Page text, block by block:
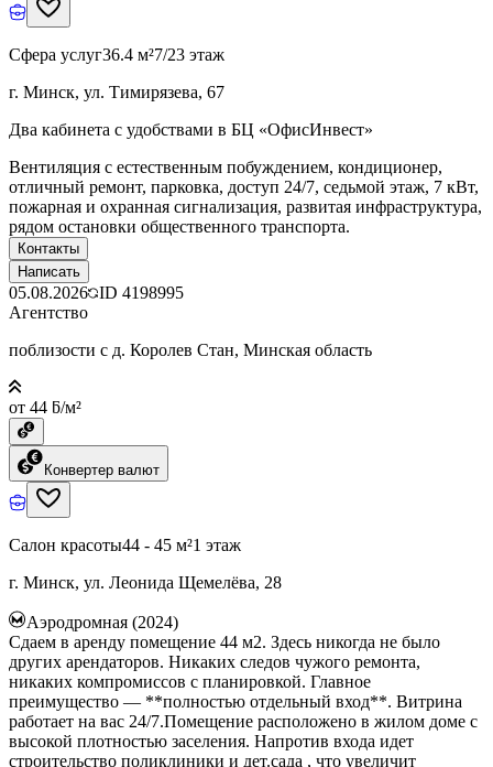
Сфера услуг36.4 м²7/23 этаж
г. Минск, ул. Тимирязева, 67
Два кабинета с удобствами в БЦ «ОфисИнвест»
Вентиляция с естественным побуждением, кондиционер,
отличный ремонт, парковка, доступ 24/7, седьмой этаж, 7 кВт,
пожарная и охранная сигнализация, развитая инфраструктура,
рядом остановки общественного транспорта.
Контакты
Написать
05.08.2026 ID 4198995
Агентство
поблизости с д. Королев Стан, Минская область
от 44 ƃ/м²
Конвертер валют
Салон красоты44 - 45 м²1 этаж
г. Минск, ул. Леонида Щемелёва, 28
Аэродромная (2024)
Сдаем в аренду помещение 44 м2. Здесь никогда не было
других арендаторов. Никаких следов чужого ремонта,
никаких компромиссов с планировкой. Главное
преимущество — **полностью отдельный вход**. Витрина
работает на вас 24/7.Помещение расположено в жилом доме с
высокой плотностью заселения. Напротив входа идет
строительство поликлиники и дет.сада , что увеличит